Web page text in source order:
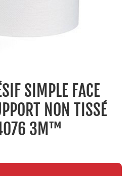
SIMPLE FACE
NON TISSÉ
4076 3M™